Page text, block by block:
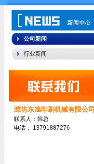
公司新闻
行业新闻
潍坊东旭印刷机械有限公司
联系人：韩总
电话： 13791887276